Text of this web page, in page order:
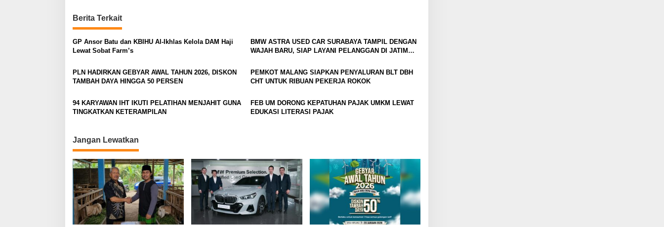
t
n
a
v
i
g
t
o
n
Berita Terkait
GP Ansor Batu dan KBIHU Al-Ikhlas Kelola DAM Haji
Lewat Sobat Farm’s
BMW ASTRA USED CAR SURABAYA TAMPIL DENGAN
WAJAH BARU, SIAP LAYANI PELANGGAN DI JATIM
PLN HADIRKAN GEBYAR AWAL TAHUN 2026, DISKON
TAMBAH DAYA HINGGA 50 PERSEN
PEMKOT MALANG SIAPKAN PENYALURAN BLT DBH
CHT UNTUK RIBUAN PEKERJA ROKOK
94 KARYAWAN IHT IKUTI PELATIHAN MENJAHIT GUNA
TINGKATKAN KETERAMPILAN
FEB UM DORONG KEPATUHAN PAJAK UMKM LEWAT
EDUKASI LITERASI PAJAK
Jangan Lewatkan